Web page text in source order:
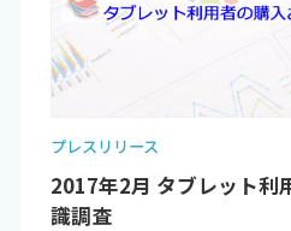
プレスリリース
2017年2月 タブレット利
識調査